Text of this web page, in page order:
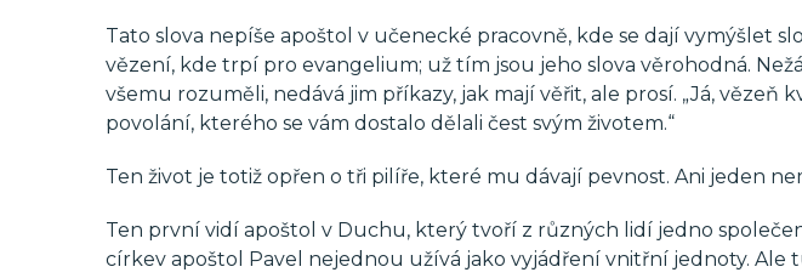
Tato slova nepíše apoštol v učenecké pracovně, kde se dají vymýšlet
vězení, kde trpí pro evangelium; už tím jsou jeho slova věrohodná.
všemu rozuměli, nedává jim příkazy, jak mají věřit, ale prosí. „Já, vězeň
povolání, kterého se vám dostalo dělali čest svým životem.“
Ten život je totiž opřen o tři pilíře, které mu dávají pevnost. Ani jeden
Ten první vidí apoštol v Duchu, který tvoří z různých lidí jedno
církev apoštol Pavel nejednou užívá jako vyjádření vnitřní jednoty. Ale